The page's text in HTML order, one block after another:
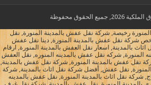
جميع الحقوق محفوظة
رخيصة, شركة نقل عفش بالمدينة المنورة, نقل
شركة نقل عفش بالمدينة المنورة, دينا نقل عفش
اثاث بالمدينة, اسعار نقل العفش بالمدينة المنورة, ارقام
المنورة, شركه نقل عفش بالمدينه المنوره, نقل العفش
نقل عفش بالمدينة المنورة, شركة نقل عفش بالمدينة,
المنورة, نقل عفش, أفضل شركة نقل اثاث بالمدينة, شركة
شركة نقل اثاث بالمدينة المنورة, نقل عفش بالمدينه